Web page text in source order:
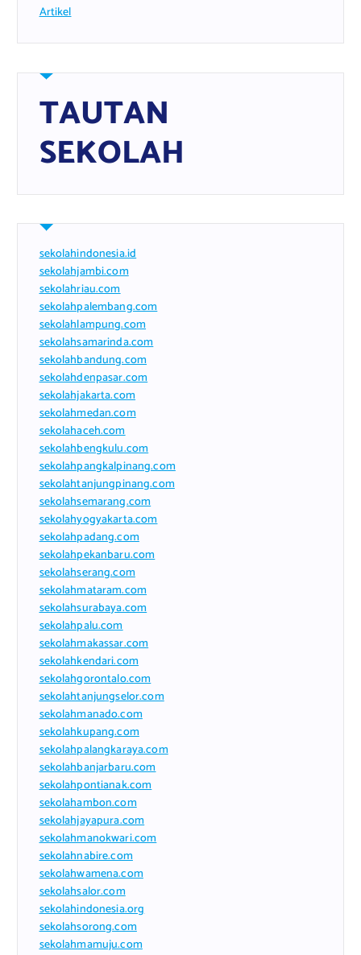
Artikel
TAUTAN
SEKOLAH
sekolahindonesia.id
sekolahjambi.com
sekolahriau.com
sekolahpalembang.com
sekolahlampung.com
sekolahsamarinda.com
sekolahbandung.com
sekolahdenpasar.com
sekolahjakarta.com
sekolahmedan.com
sekolahaceh.com
sekolahbengkulu.com
sekolahpangkalpinang.com
sekolahtanjungpinang.com
sekolahsemarang.com
sekolahyogyakarta.com
sekolahpadang.com
sekolahpekanbaru.com
sekolahserang.com
sekolahmataram.com
sekolahsurabaya.com
sekolahpalu.com
sekolahmakassar.com
sekolahkendari.com
sekolahgorontalo.com
sekolahtanjungselor.com
sekolahmanado.com
sekolahkupang.com
sekolahpalangkaraya.com
sekolahbanjarbaru.com
sekolahpontianak.com
sekolahambon.com
sekolahjayapura.com
sekolahmanokwari.com
sekolahnabire.com
sekolahwamena.com
sekolahsalor.com
sekolahindonesia.org
sekolahsorong.com
sekolahmamuju.com